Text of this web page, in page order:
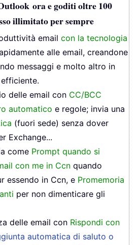
ora e goditi oltre 100
illimitato per sempre
email con la tecnologia
alle email, creandone
messaggi e molto altro in
delle email con CC/BCC
automatico e regole; invia una
(fuori sede) senza dover
Exchange...
come Prompt quando si
con me in Ccn quando
essendo in Ccn, e Promemoria
per non dimenticare gli
delle email con Rispondi con
automatica di saluto o